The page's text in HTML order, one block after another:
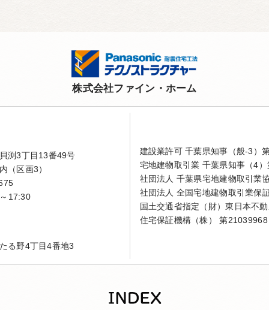
株式会社ファイン・ホーム
渕3丁目13番49号
（区画3）
17:30
る野4丁目4番地3
建設業許可 千葉県知事（般-3）
宅地建物取引業 千葉県知事（4
社団法人 千葉県宅地建物取引業
社団法人 全国宅地建物取引業保
国土交通省指定（財）東日本不
住宅保証機構（株） 第21039968